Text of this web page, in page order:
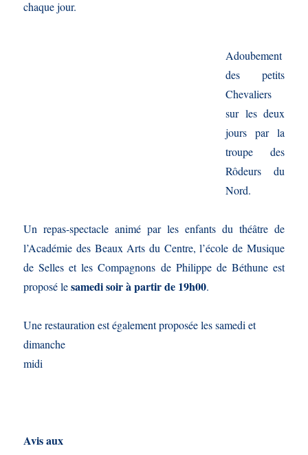
chaque jour.
Adoubement
des petits
Chevaliers
sur les deux
jours par la
troupe des
Rôdeurs du
Nord.
Un repas-spectacle animé par les enfants du théâtre de
l’Académie des Beaux Arts du Centre, l’école de Musique
de Selles et les Compagnons de Philippe de Béthune est
proposé lesamedi soir à partir de 19h00.
Une restauration est également proposée les samedi et
dimanche
midi
Avis aux